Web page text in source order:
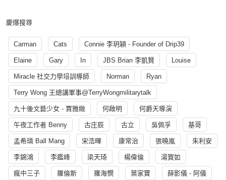
慶爆搜尋
Carman Cats Connie 李玥穎 - Founder of Drip39
Elaine Gary In JBS Brian 李凱賢 Louise
Miracle 社交力學培訓導師 Norman Ryan
Terry Wong 王總講軍事@TerryWongmilitarytalk
九十後文藝少女 - 賈雅緻 何啟明 何爵天導演
午夜工作者 Benny 古庄辰 古立 吳佩孚 基哥
孟希璘 Ball Mang 宋浩暉 康常治 張曉嵐 朱利安
李錦鴻 李鑑峰 梁天琦 楊偉倫 湯寳如
瘋中三子 羅倫斯 羅海憫 葉家寶 薛影儀 - 阿儀